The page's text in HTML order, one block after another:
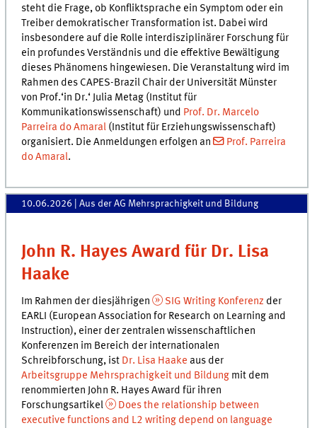
steht die Frage, ob Konfliktsprache ein Symptom oder ein
Treiber demokratischer Transformation ist. Dabei wird
insbesondere auf die Rolle interdisziplinärer Forschung für
ein profundes Verständnis und die effektive Bewältigung
dieses Phänomens hingewiesen. Die Veranstaltung wird im
Rahmen des CAPES-Brazil Chair der Universität Münster
von Prof.‘in Dr.‘ Julia Metag (Institut für
Kommunikationswissenschaft) und Prof. Dr. Marcelo
Parreira do Amaral (Institut für Erziehungswissenschaft)
organisiert. Die Anmeldungen erfolgen an
Prof. Parreira
do Amaral.
10.06.2026 | Aus der AG Mehrsprachigkeit und Bildung
John R. Hayes Award für Dr. Lisa
Haake
Im Rahmen der diesjährigen SIG Writing Konferenz der
EARLI (European Association for Research on Learning and
Instruction), einer der zentralen wissenschaftlichen
Konferenzen im Bereich der internationalen
Schreibforschung, ist Dr. Lisa Haake aus der
Arbeitsgruppe Mehrsprachigkeit und Bildung mit dem
renommierten John R. Hayes Award für ihren
Forschungsartikel
Does the relationship between
executive functions and L2 writing depend on language